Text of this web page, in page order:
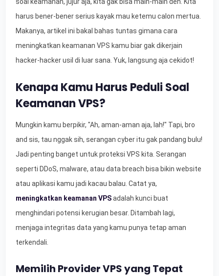
harus bener-bener serius kayak mau ketemu calon mertua.
Makanya, artikel ini bakal bahas tuntas gimana cara
meningkatkan keamanan VPS kamu biar gak dikerjain
hacker-hacker usil di luar sana. Yuk, langsung aja cekidot!
Kenapa Kamu Harus Peduli Soal
Keamanan VPS?
Mungkin kamu berpikir, "Ah, aman-aman aja, lah!" Tapi, bro
and sis, tau nggak sih, serangan cyber itu gak pandang bulu!
Jadi penting banget untuk proteksi VPS kita. Serangan
seperti DDoS, malware, atau data breach bisa bikin website
atau aplikasi kamu jadi kacau balau. Catat ya,
meningkatkan keamanan VPSadalah kunci buat
menghindari potensi kerugian besar. Ditambah lagi,
menjaga integritas data yang kamu punya tetap aman
terkendali.
Memilih Provider VPS yang Tepat